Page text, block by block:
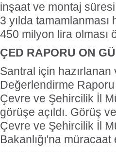
inşaat ve montaj
3 yılda
450 milyon lira olması
ÇED RAPORU ON
Santral için
Değerlendirme
Çevre ve Şehircilik İl
görüşe açıldı. Görüş
Çevre ve Şehircilik İl
Bakanlığı'na